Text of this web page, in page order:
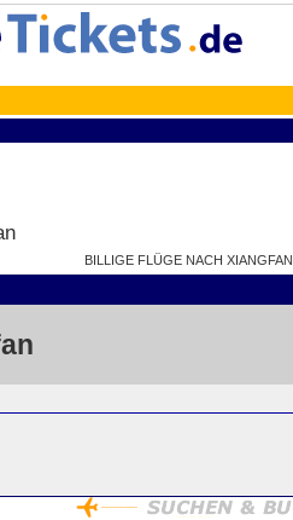
BILLIGE FLÜGE NACH